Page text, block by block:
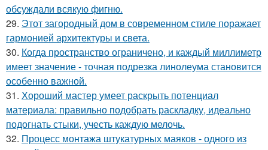
обсуждали всякую фигню.
29. Этот загородный дом в современном стиле поражает
гармонией архитектуры и света.
30. Когда пространство ограничено, и каждый миллиметр
имеет значение - точная подрезка линолеума становится
особенно важной.
31. Хороший мастер умеет раскрыть потенциал
материала: правильно подобрать раскладку, идеально
подогнать стыки, учесть каждую мелочь.
32. Процесс монтажа штукатурных маяков - одного из